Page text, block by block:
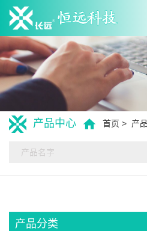
产品中心 首页 产
产品分类